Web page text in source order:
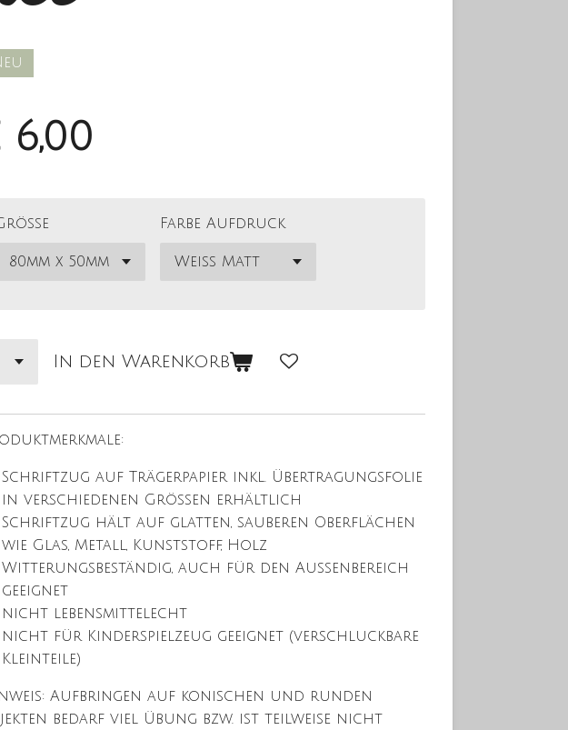
6,00
Farbe Aufdruck
In den Warenkorb
Schriftzug auf Trägerpapier inkl. Übertragungsfolie
in verschiedenen Größen erhältlich
Schriftzug hält auf glatten, sauberen Oberflächen
wie Glas, Metall, Kunststoff, Holz
Witterungsbeständig, auch für den Außenbereich
geeignet
nicht lebensmittelecht
nicht für Kinderspielzeug geeignet (verschluckbare
Kleinteile)
Aufbringen auf konischen und runden
bedarf viel Übung bzw. ist teilweise nicht